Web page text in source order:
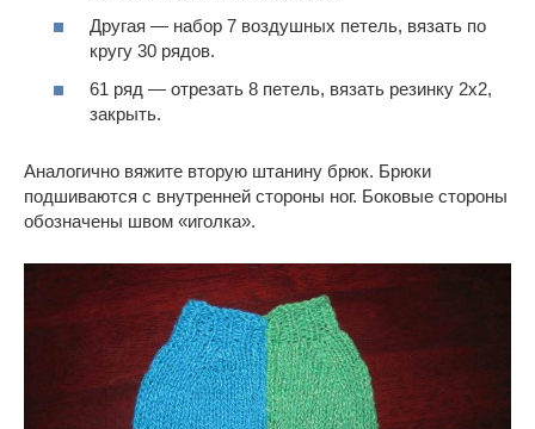
Другая — набор 7 воздушных петель, вязать по
кругу 30 рядов.
61 ряд — отрезать 8 петель, вязать резинку 2х2,
закрыть.
Аналогично вяжите вторую штанину брюк. Брюки
подшиваются с внутренней стороны ног. Боковые стороны
обозначены швом «иголка».